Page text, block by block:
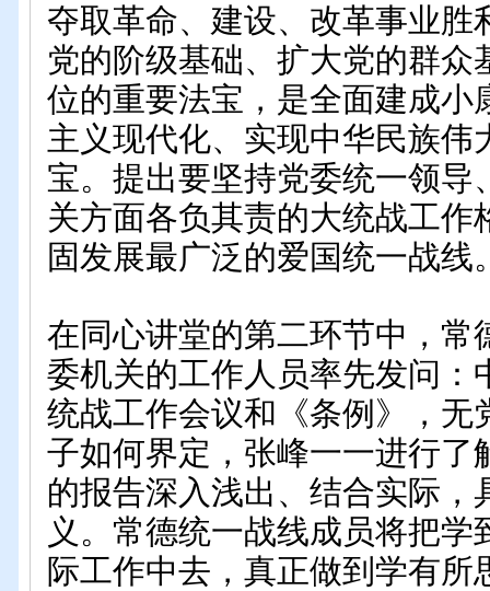
夺取革命、建设、改革事业胜
党的阶级基础、扩大党的群众
位的重要法宝，是全面建成小
主义现代化、实现中华民族伟
宝。提出要坚持党委统一领导
关方面各负其责的大统战工作
固发展最广泛的爱国统一战线
在同心讲堂的第二环节中，常
委机关的工作人员率先发问：
统战工作会议和《条例》，无
子如何界定，张峰一一进行了
的报告深入浅出、结合实际，
义。常德统一战线成员将把
际工作中去， 真正做到学有所